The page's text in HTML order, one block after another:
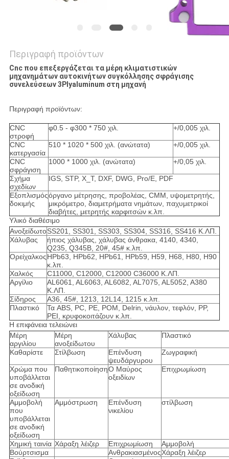
Περιγραφή προϊόντων
Cnc που επεξεργάζεται τα μέρη κλιματιστικών
μηχανημάτων αυτοκινήτων συγκόλλησης σφράγισης
συνελεύσεων 3Plyaluminum στη μηχανή
Περιγραφή προϊόντων:
CNC
στροφή
φ0.5 - φ300 * 750 χιλ. +/0,005 χιλ.
CNC
κατεργασία
510 * 1020 * 500 χιλ. (ανώτατα) +/0,005 χιλ.
CNC
σφράγιση
1000 * 1000 χιλ. (ανώτατα) +/0,05 χιλ.
Σχήμα
σχεδίων
IGS, STP, X_T, DXF, DWG, Pro/E, PDF
Εξοπλισμός
δοκιμής
όργανο μέτρησης, προβολέας, CMM, υψομετρητής,
μικρόμετρο, διαμετρήματα νημάτων, παχυμετρικοί
διαβήτες, μετρητής καρφιτσών κ.λπ.
Υλικό διαθέσιμο
ΑνοξείδωτοSS201, SS301, SS303, SS304, SS316, SS416 Κ.ΛΠ.
Χάλυβας
ήπιος χάλυβας, χάλυβας άνθρακα, 4140, 4340,
Q235, Q345B, 20#, 45# κ.λπ.
ΟρείχαλκοςHPb63, HPb62, HPb61, HPb59, H59, H68, H80, H90
κ.λπ.
Χαλκός
C11000, C12000, C12000 C36000 Κ.ΛΠ.
Αργίλιο
AL6061, AL6063, AL6082, AL7075, AL5052, A380
Κ.ΛΠ.
Σίδηρος
A36, 45#, 1213, 12L14, 1215 κ.λπ.
Πλαστικό
Τα ABS, PC, PE, POM, Delrin, νάυλον, τεφλόν, PP,
PEI, κρυφοκοιτάζουν κ.λπ.
Η επιφάνεια τελειώνει
Μέρη
αργιλίου
Μέρη
ανοξείδωτου
Χάλυβας Πλαστικό
Καθαρίστε Στίλβωση
Επένδυση
ψευδάργυρου
Ζωγραφική
Χρώμα που
υποβάλλεται
σε ανοδική
οξείδωση
ΠαθητικοποίησηΟ Μαύρος
οξειδίων
Επιχρωμίωση
Αμμοβολή
που
υποβάλλεται
σε ανοδική
οξείδωση
Αμμόστρωση
Επένδυση
νικελίου
στίλβωση
Χημική ταινία Χάραξη λέιζερ Επιχρωμίωση
Αμμοβολή
Βούρτσισμα
ΑνθρακιασμένοςΧάραξη λέιζερ